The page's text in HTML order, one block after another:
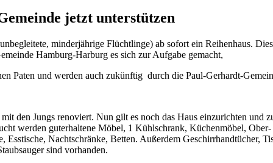
jetzt unterstützen
minderjährige Flüchtlinge) ab sofort ein Reihenhaus.
Hamburg-Harburg es sich zur Aufgabe gemacht,
Paten und werden auch zukünftig durch die Paul-Gerhardt-
den Jungs renoviert. Nun gilt es noch das Haus einzurichten und
werden guterhaltene Möbel, 1 Kühlschrank, Küchenmöbel,
Esstische, Nachtschränke, Betten. Außerdem Geschirrhandtücher,
sind vorhanden.